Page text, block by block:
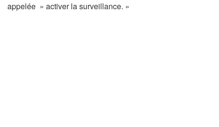
appelée » activer la surveillance. »